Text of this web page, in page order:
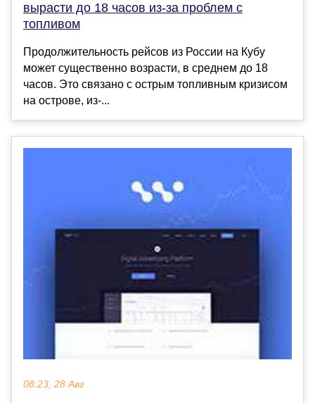
вырасти до 18 часов из-за проблем с
топливом
Продолжительность рейсов из России на Кубу
может существенно возрасти, в среднем до 18
часов. Это связано с острым топливным кризисом
на острове, из-...
08:23, 28 Авг